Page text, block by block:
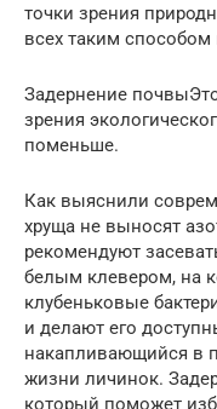
точки зрения
всех таким способом
Задернение
зрения
поменьше.
Как выяснили
хруща не выносят
рекомендуют
белым клевером, на
клубеньковые
и делают его
накапливающийся в
жизни личинок.
который поможет